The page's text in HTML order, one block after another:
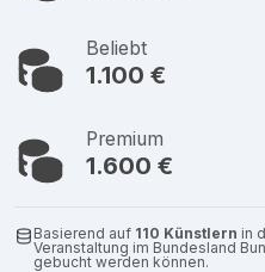
Beliebt
1.100 €
Premium
1.600 €
Basierend auf 110 Künstlern in
Veranstaltung im Bundesland
gebucht werden können.